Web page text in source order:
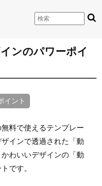
ンのパワーポイ
イント
料で使えるテンプレー
インで透過された「動
わいいデザインの「動
です。